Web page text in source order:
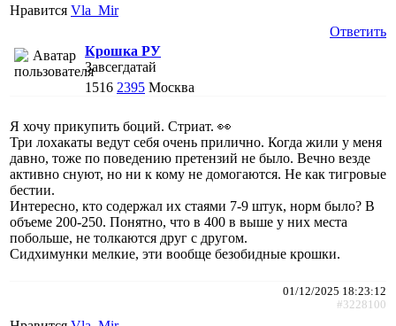
Нравится Vla_Mir
Ответить
Крошка РУ
Завсегдатай
1516 2395 Москва
Я хочу прикупить боций. Стриат. 👀
Три лохакаты ведут себя очень прилично. Когда жили у меня
давно, тоже по поведению претензий не было. Вечно везде
активно снуют, но ни к кому не домогаются. Не как тигровые
бестии.
Интересно, кто содержал их стаями 7-9 штук, норм было? В
объеме 200-250. Понятно, что в 400 в выше у них места
побольше, не толкаются друг с другом.
Сидхимунки мелкие, эти вообще безобидные крошки.
01/12/2025 18:23:12
#3228100